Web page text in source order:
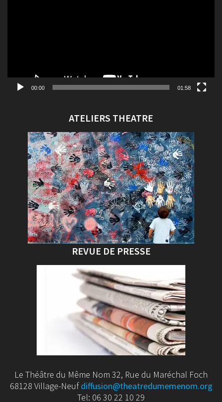
00:00 01:58
ATELIERS THEATRE
REVUE DE PRESSE
Le Théâtre du Même Nom 32, Rue du Maréchal Foch
68128 Village-Neufdiffusion@theatredumemenom.org
Tel: 06 30 22 10 29